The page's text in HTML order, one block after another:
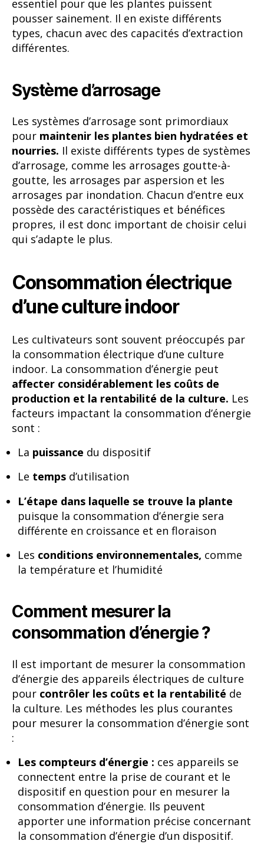
essentiel pour que les plantes puissent
pousser sainement. Il en existe différents
types, chacun avec des capacités d’extraction
différentes.
Système d’arrosage
Les systèmes d’arrosage sont primordiaux
pour maintenir les plantes bien hydratées et
nourries. Il existe différents types de systèmes
d’arrosage, comme les arrosages goutte-à-
goutte, les arrosages par aspersion et les
arrosages par inondation. Chacun d’entre eux
possède des caractéristiques et bénéfices
propres, il est donc important de choisir celui
qui s’adapte le plus.
Consommation électrique
d’une culture indoor
Les cultivateurs sont souvent préoccupés par
la consommation électrique d’une culture
indoor. La consommation d’énergie peut
affecter considérablement les coûts de
production et la rentabilité de la culture. Les
facteurs impactant la consommation d’énergie
sont :
La puissance du dispositif
Le temps d’utilisation
L’étape dans laquelle se trouve la plante
puisque la consommation d’énergie sera
différente en croissance et en floraison
Les conditions environnementales, comme
la température et l’humidité
Comment mesurer la
consommation d’énergie ?
Il est important de mesurer la consommation
d’énergie des appareils électriques de culture
pour contrôler les coûts et la rentabilité de
la culture. Les méthodes les plus courantes
pour mesurer la consommation d’énergie sont
:
Les compteurs d’énergie : ces appareils se
connectent entre la prise de courant et le
dispositif en question pour en mesurer la
consommation d’énergie. Ils peuvent
apporter une information précise concernant
la consommation d’énergie d’un dispositif.